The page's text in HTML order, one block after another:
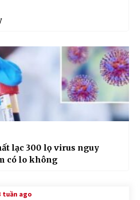
lạc 300 lọ virus nguy
có lo không
tuần ago